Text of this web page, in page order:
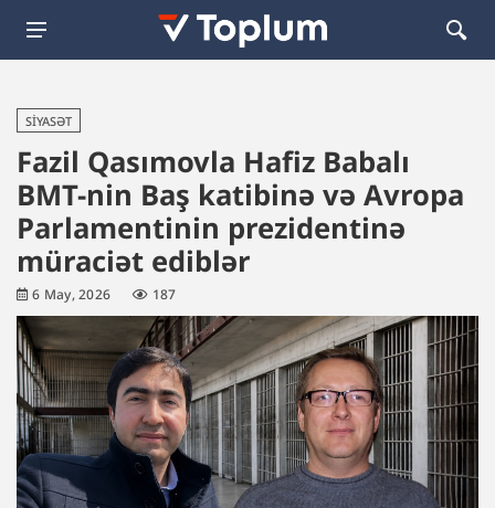
SIYASƏT
Fazil Qasımovla Hafiz Babalı
BMT-nin Baş katibinə və Avropa
Parlamentinin prezidentinə
müraciət ediblər
6 May, 2026 187